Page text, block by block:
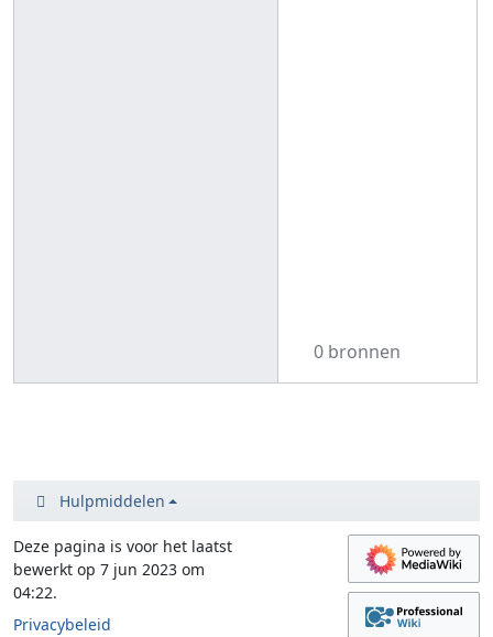
0 bronnen
Hulpmiddelen
Deze pagina is voor het laatst
bewerkt op 7 jun 2023 om
04:22.
Privacybeleid